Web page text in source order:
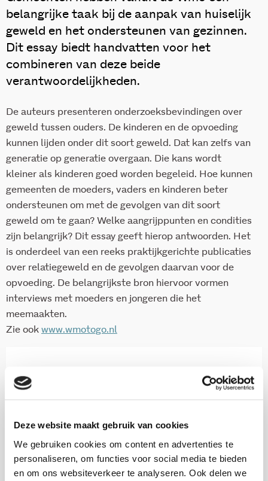
Deze website maakt gebruik van cookies
We gebruiken cookies om content en advertenties te
personaliseren, om functies voor social media te bieden
en om ons websiteverkeer te analyseren. Ook delen we
belangrijke taak bij de aanpak van huiselijk
geweld en het ondersteunen van gezinnen.
Dit essay biedt handvatten voor het
combineren van deze beide
verantwoordelijkheden.
De auteurs presenteren onderzoeksbevindingen over
geweld tussen ouders. De kinderen en de opvoeding
kunnen lijden onder dit soort geweld. Dat kan zelfs van
generatie op generatie overgaan. Die kans wordt
kleiner als kinderen goed worden begeleid. Hoe kunnen
gemeenten de moeders, vaders en kinderen beter
ondersteunen om met de gevolgen van dit soort
geweld om te gaan? Welke aangrijppunten en condities
zijn belangrijk? Dit essay geeft hierop antwoorden. Het
is onderdeel van een reeks praktijkgerichte publicaties
over relatiegeweld en de gevolgen daarvan voor de
opvoeding. De belangrijkste bron hiervoor vormen
interviews met moeders en jongeren die het
meemaakten.
Zie ook www.wmotogo.nl
Onderzoekers